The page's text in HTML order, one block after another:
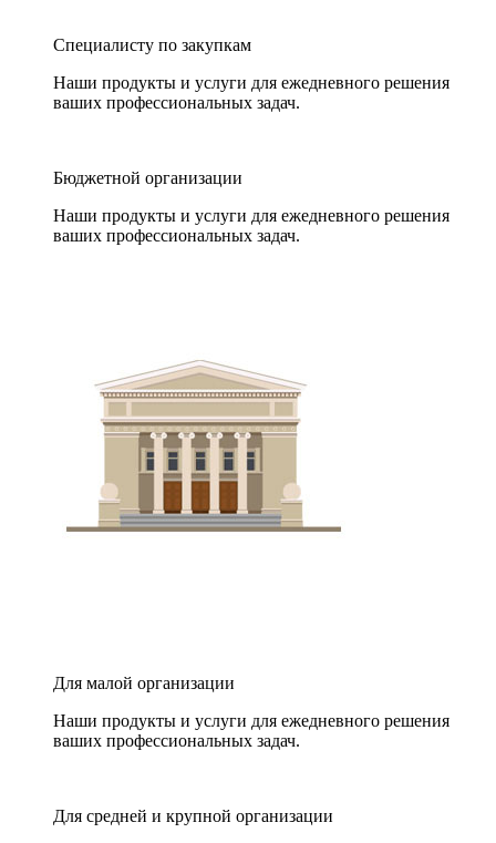
Специалисту по закупкам
Наши продукты и услуги для ежедневного решения
ваших профессиональных задач.
Бюджетной организации
Наши продукты и услуги для ежедневного решения
ваших профессиональных задач.
Для малой организации
Наши продукты и услуги для ежедневного решения
ваших профессиональных задач.
Для средней и крупной организации